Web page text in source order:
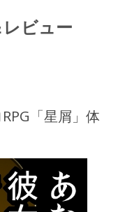
ビュー
content
「星屑」体